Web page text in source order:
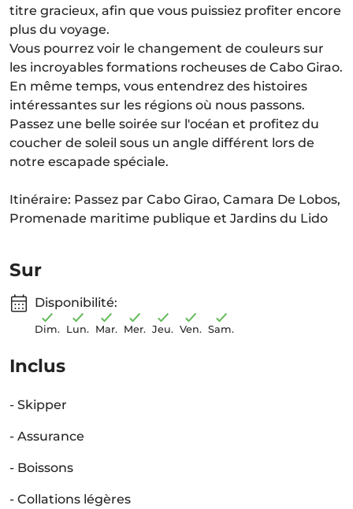
titre gracieux, afin que vous puissiez profiter encore
plus du voyage.
Vous pourrez voir le changement de couleurs sur
les incroyables formations rocheuses de Cabo Girao.
En même temps, vous entendrez des histoires
intéressantes sur les régions où nous passons.
Passez une belle soirée sur l'océan et profitez du
coucher de soleil sous un angle différent lors de
notre escapade spéciale.
Itinéraire: Passez par Cabo Girao, Camara De Lobos,
Promenade maritime publique et Jardins du Lido
Sur
Disponibilité:
Dim. Lun. Mar. Mer. Jeu. Ven. Sam.
Inclus
- Skipper
- Assurance
- Boissons
- Collations légères